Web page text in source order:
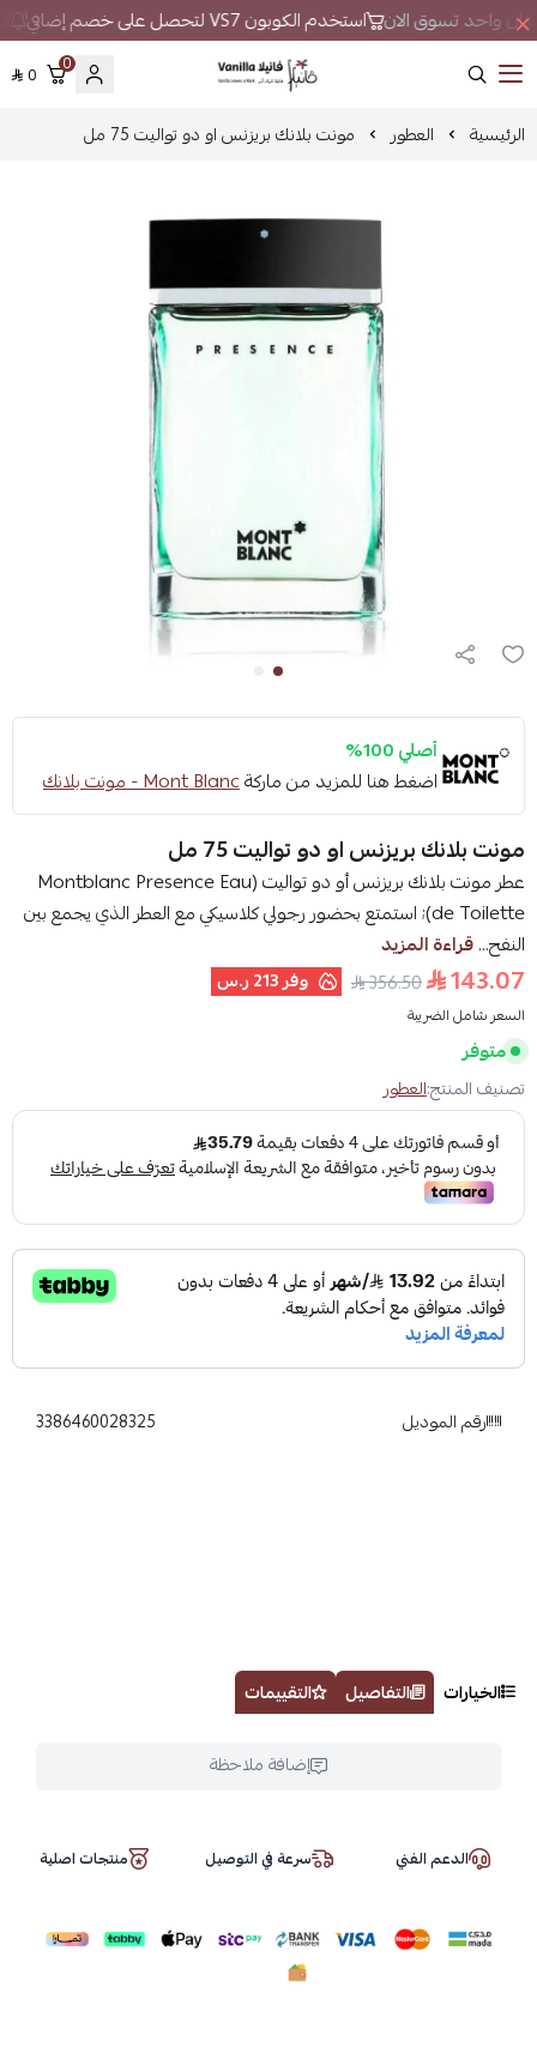
واحد تسوق الان استخدم الكوبون VS7 لتحصل على خصم إضافي
فانيلا
0
0
الرئيسية العطور مونت بلانك بريزنس او دو تواليت 75 مل
أصلي 100%
اضغط هنا للمزيد من ماركةMont Blanc - مونت بلانك
مونت بلانك بريزنس او دو تواليت 75 مل
عطر مونت بلانك بريزنس أو دو تواليت (Montblanc Presence Eau
de Toilette); استمتع بحضور رجولي كلاسيكي مع العطر الذي يجمع بين
النفح...قراءة المزيد
143.07
356.50 وفر213 ر.س
السعر شامل الضريبة
متوفر
تصنيف المنتج:العطور
رقم الموديل 3386460028325
الخيارات التفاصيل التقييمات
إضافة ملاحظة
الدعم الفني سرعة في التوصيل منتجات اصلية